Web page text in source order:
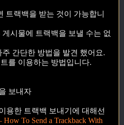
트랙백을 받는 것이 가능합니
시물에 트랙백을 보낼 수는 없
간단한 방법을 발견 했어요.
를 이용하는 방법입니다.
보내자
용한 트랙백 보내기에 대해선
To Send a Trackback With